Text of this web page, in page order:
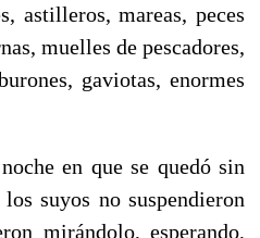
astilleros, mareas, peces
muelles de pescadores,
gaviotas, enormes
en que se quedó sin
suyos no suspendieron
mirándolo, esperando,